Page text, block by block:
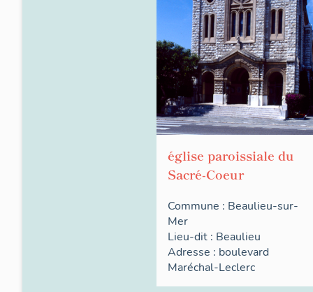
église paroissiale du
Sacré-Coeur
Commune : Beaulieu-sur-
Mer
Lieu-dit : Beaulieu
Adresse : boulevard
Maréchal-Leclerc